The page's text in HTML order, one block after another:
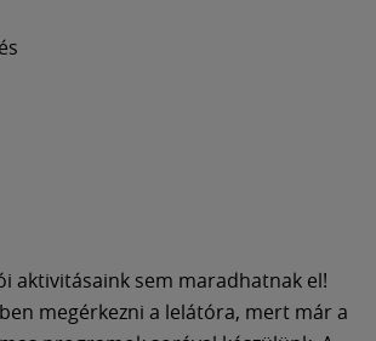
aktivitásaink sem maradhatnak el!
megérkezni a lelátóra, mert már a